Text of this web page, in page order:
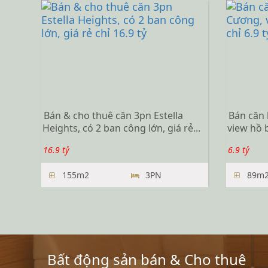
Bán & cho thuê căn 3pn Estella
Heights, có 2 ban công lớn, giá rẻ...
16.9 tỷ
155m2 3PN
Bán
view hồ
6.9 tỷ
Bất động sản bán & Cho thuê